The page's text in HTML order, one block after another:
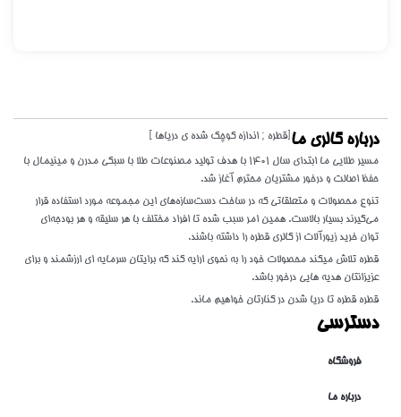
درباره گالری ما [قطره ; اندازه کوچک شده ی دریاها ]
مسیر طلایی ما ابتدای سال 1401 با هدف تولید مصنوعات طلا با سبکی مدرن و مینیمال با
حفظ اصالت و درخور مشتریان محترم آغاز شد.
تنوع محصولات و متعلقاتی که در ساخت دست‌سازه‌های این مجموعه مورد استفاده قرار
می‌گیرند بسیار بالاست. همین امر سبب شده تا افراد مختلف با هر سلیقه و هر بودجه‌ای
توان خرید زیورآلات از گالری قطره را داشته باشند.
قطره تلاش میکند محصولات خود را به نحوی ارایه کند که برایتان سرمایه ای ارزشمند و برای
عزیزانتان هدیه هایی درخور باشد.
قطره قطره تا دریا شدن در کنارتان خواهیم ماند.
دسترسی
فروشگاه
درباره ما